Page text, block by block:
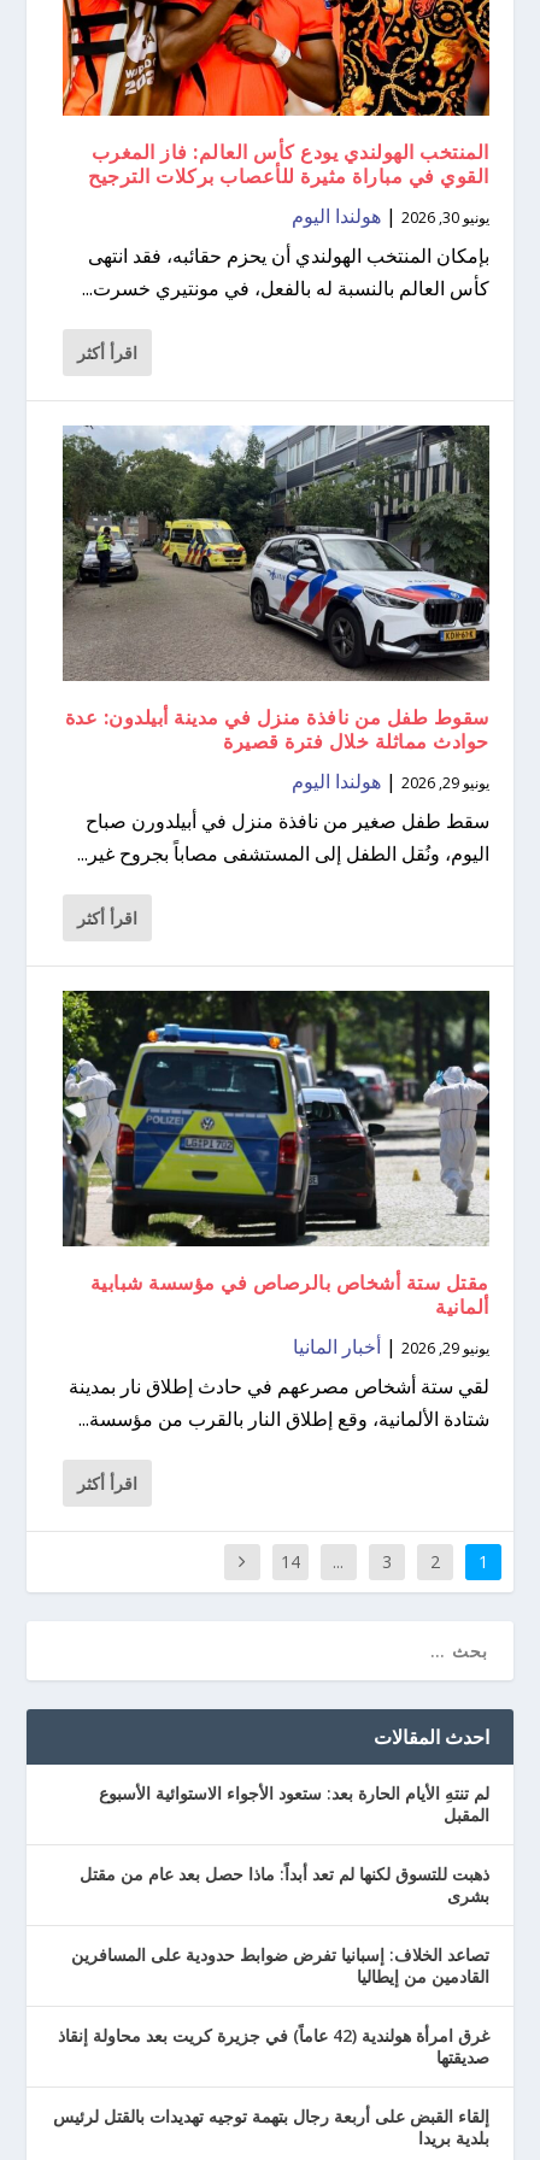
المنتخب الهولندي يودع كأس العالم: فاز المغرب
القوي في مباراة مثيرة للأعصاب بركلات الترجيح
يونيو 30, 2026 |هولندا اليوم
بإمكان المنتخب الهولندي أن يحزم حقائبه، فقد انتهى
كأس العالم بالنسبة له بالفعل، في مونتيري خسرت...
اقرأ أكثر
سقوط طفل من نافذة منزل في مدينة أبيلدون: عدة
حوادث مماثلة خلال فترة قصيرة
يونيو 29, 2026 |هولندا اليوم
سقط طفل صغير من نافذة منزل في أبيلدورن صباح
اليوم، ونُقل الطفل إلى المستشفى مصاباً بجروح غير...
اقرأ أكثر
مقتل ستة أشخاص بالرصاص في مؤسسة شبابية
ألمانية
يونيو 29, 2026 |أخبار المانيا
لقي ستة أشخاص مصرعهم في حادث إطلاق نار بمدينة
شتادة الألمانية، وقع إطلاق النار بالقرب من مؤسسة...
اقرأ أكثر
1
2
3
...
14
احدث المقالات
لم تنتهِ الأيام الحارة بعد: ستعود الأجواء الاستوائية الأسبوع
المقبل
ذهبت للتسوق لكنها لم تعد أبداً: ماذا حصل بعد عام من مقتل
بشرى
تصاعد الخلاف: إسبانيا تفرض ضوابط حدودية على المسافرين
القادمين من إيطاليا
غرق امرأة هولندية (42 عاماً) في جزيرة كريت بعد محاولة إنقاذ
صديقتها
إلقاء القبض على أربعة رجال بتهمة توجيه تهديدات بالقتل لرئيس
بلدية بريدا